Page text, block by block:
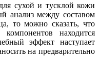
сухой и тусклой кожи
анализ между составом
то можно сказать, что
находится
эффект наступает
на предварительно